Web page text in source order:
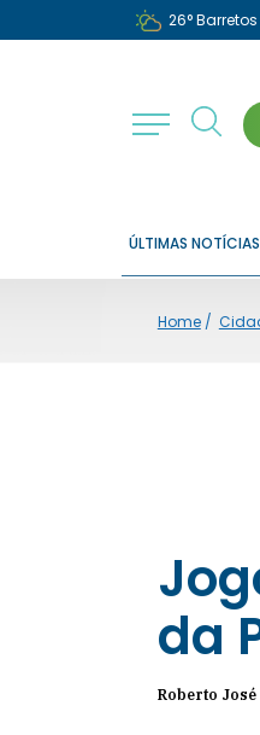
26°Barretos
ÚLTIMAS NOTÍCIAS
Home/
da
Roberto José